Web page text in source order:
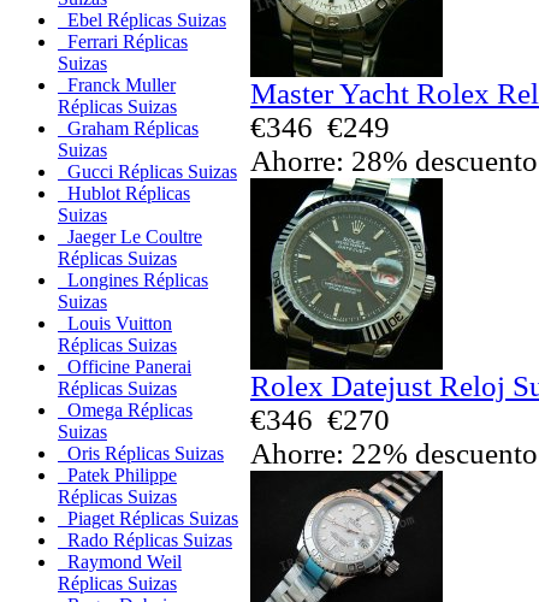
Ebel Réplicas Suizas
Ferrari Réplicas
Suizas
Franck Muller
Réplicas Suizas
Graham Réplicas
Suizas
Gucci Réplicas Suizas
Hublot Réplicas
Suizas
Jaeger Le Coultre
Réplicas Suizas
Longines Réplicas
Suizas
Louis Vuitton
Réplicas Suizas
Officine Panerai
Réplicas Suizas
Omega Réplicas
Suizas
Oris Réplicas Suizas
Patek Philippe
Réplicas Suizas
Piaget Réplicas Suizas
Rado Réplicas Suizas
Raymond Weil
Réplicas Suizas
Master Yacht Rolex
€346 €249
Ahorre: 28% descuento
Rolex Datejust Reloj
€346 €270
Ahorre: 22% descuento